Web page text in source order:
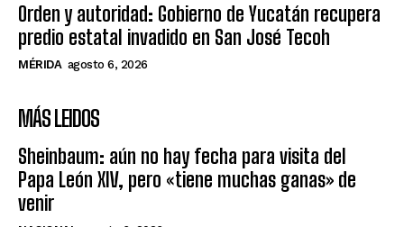
Orden y autoridad: Gobierno de Yucatán recupera
predio estatal invadido en San José Tecoh
MÉRIDA agosto 6, 2026
MÁS LEIDOS
Sheinbaum: aún no hay fecha para visita del
Papa León XIV, pero «tiene muchas ganas» de
venir